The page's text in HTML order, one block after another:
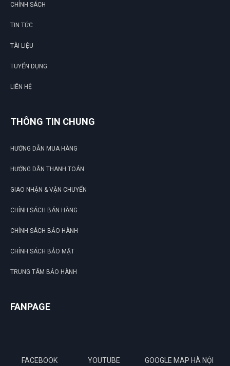
CHÍNH SÁCH
TIN TỨC
TÀI LIỆU
TUYỂN DỤNG
LIÊN HỆ
THÔNG TIN CHUNG
HƯỚNG DẪN MUA HÀNG
HƯỚNG DẪN THANH TOÁN
GIAO NHẬN & VẬN CHUYỂN
CHÍNH SÁCH BÁN HÀNG
CHÍNH SÁCH BẢO HÀNH
CHÍNH SÁCH BẢO MẬT
TRUNG TÂM BẢO HÀNH
FANPAGE
FACEBOOK YOUTUBE GOOGLE MAP HÀ NỘI